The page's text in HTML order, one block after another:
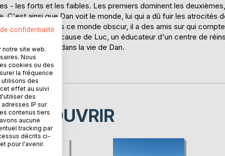
- les forts et les faibles. Les premiers dominent les
C'est ainsi que Dan voit le monde, lui qui a dû fuir les atrocités
Pourtant dans ce monde obscur, il a des amis sur qui
et cette fois à cause de Luc, un éducateur d'un centre de
apparaît dans la vie de Dan.
DÉCOUVRIR
confidentialité
notre site web.
Nous
cookies ou des
la fréquence
des
effet au suivi
des
IP sur
contenus tiers
aucune
tracking par
décrits ci-
pour l'avenir.